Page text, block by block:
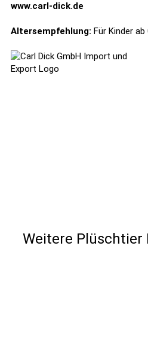
www.carl-dick.de
Altersempfehlung: Für Kinder
Weitere Plüschtier